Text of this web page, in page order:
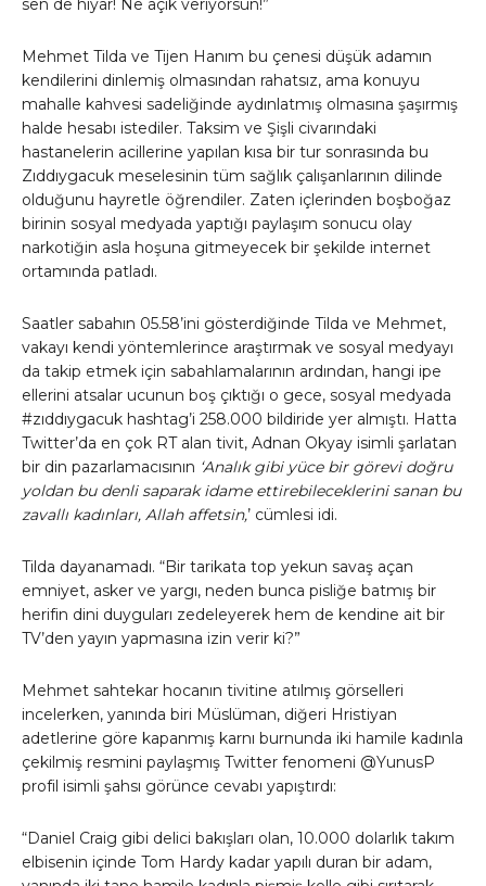
sen de hıyar! Ne açık veriyorsun!”
Mehmet Tilda ve Tijen Hanım bu çenesi düşük adamın
kendilerini dinlemiş olmasından rahatsız, ama konuyu
mahalle kahvesi sadeliğinde aydınlatmış olmasına şaşırmış
halde hesabı istediler. Taksim ve Şişli civarındaki
hastanelerin acillerine yapılan kısa bir tur sonrasında bu
Zıddıygacuk meselesinin tüm sağlık çalışanlarının dilinde
olduğunu hayretle öğrendiler. Zaten içlerinden boşboğaz
birinin sosyal medyada yaptığı paylaşım sonucu olay
narkotiğin asla hoşuna gitmeyecek bir şekilde internet
ortamında patladı.
Saatler sabahın 05.58’ini gösterdiğinde Tilda ve Mehmet,
vakayı kendi yöntemlerince araştırmak ve sosyal medyayı
da takip etmek için sabahlamalarının ardından, hangi ipe
ellerini atsalar ucunun boş çıktığı o gece, sosyal medyada
#zıddıygacuk hashtag’i 258.000 bildiride yer almıştı. Hatta
Twitter’da en çok RT alan tivit, Adnan Okyay isimli şarlatan
bir din pazarlamacısının ‘Analık gibi yüce bir görevi doğru
yoldan bu denli saparak idame ettirebileceklerini sanan bu
zavallı kadınları, Allah affetsin,’ cümlesi idi.
Tilda dayanamadı. “Bir tarikata top yekun savaş açan
emniyet, asker ve yargı, neden bunca pisliğe batmış bir
herifin dini duyguları zedeleyerek hem de kendine ait bir
TV’den yayın yapmasına izin verir ki?”
Mehmet sahtekar hocanın tivitine atılmış görselleri
incelerken, yanında biri Müslüman, diğeri Hristiyan
adetlerine göre kapanmış karnı burnunda iki hamile kadınla
çekilmiş resmini paylaşmış Twitter fenomeni @YunusP
profil isimli şahsı görünce cevabı yapıştırdı:
“Daniel Craig gibi delici bakışları olan, 10.000 dolarlık takım
elbisenin içinde Tom Hardy kadar yapılı duran bir adam,